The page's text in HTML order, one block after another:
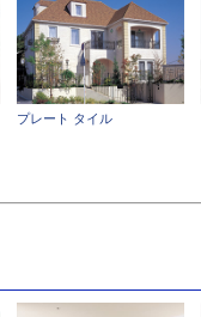
プレート タイル